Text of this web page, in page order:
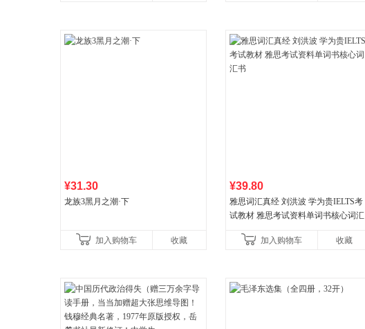
¥31.30
龙族3黑月之潮·下
加入购物车 收藏
¥39.80
雅思词汇真经 刘洪波 学为贵IELTS考
试教材 雅思考试资料单词书核心词汇
加入购物车
收藏